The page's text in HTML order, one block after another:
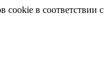
cookie в соответствии